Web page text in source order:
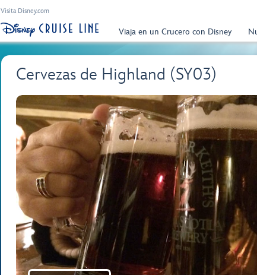
Visita Disney.com
Viaja en un Crucero con Disney
Cervezas de Highland (SY03)